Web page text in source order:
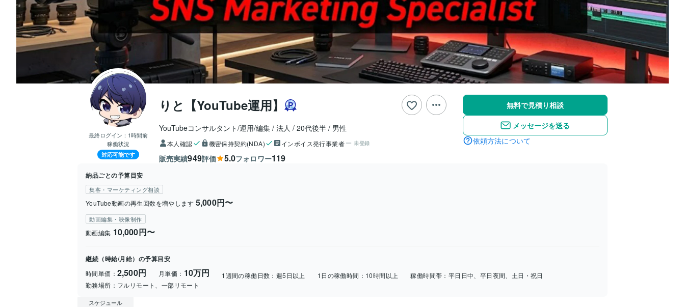
最終ログイン： 1時間前
稼働状況
対応可能です
りと【YouTube運用】
YouTubeコンサルタント/運用/編集 法人 20代後半 男性
本人確認 機密保持契約(NDA) インボイス発行事業者 未登録
販売実績949評価 5.0フォロワー119
無料で見積り相談
メッセージを送る
依頼方法について
納品ごとの予算目安
集客・マーケティング相談
YouTube動画の再生回数を増やします 5,000円〜
動画編集・映像制作
動画編集 10,000円〜
継続（時給/月給）の予算目安
時間単価： 2,500円 月単価： 10万円 1週間の稼働日数： 週5日以上 1日の稼働時間： 10時間以上 稼働時間帯： 平日日中、平日夜間、土日・祝日
勤務場所： フルリモート、一部リモート
スケジュール